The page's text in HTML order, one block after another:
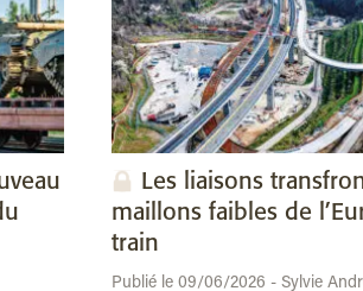
Les liaisons
maillons faibles de
train
Publié le 09/06/2026 - Sylvie